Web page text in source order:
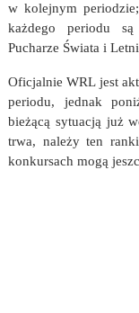
w kolejnym
każdego periodu
Pucharze Świata i
Oficjalnie WRL jest
periodu, jednak
bieżącą sytuacją już
trwa, należy ten
konkursach mogą